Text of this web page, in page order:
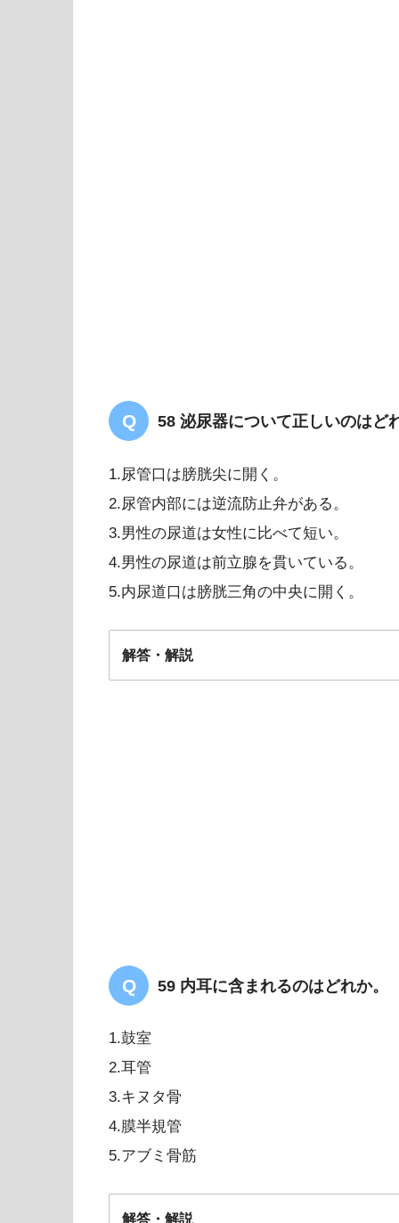
58 泌尿器について正しいのはど
1.尿管口は膀胱尖に開く。
2.尿管内部には逆流防止弁がある。
3.男性の尿道は女性に比べて短い。
4.男性の尿道は前立腺を貫いている。
5.内尿道口は膀胱三角の中央に開く。
解答・解説
59 内耳に含まれるのはどれか。
1.鼓室
2.耳管
3.キヌタ骨
4.膜半規管
5.アブミ骨筋
解答・解説